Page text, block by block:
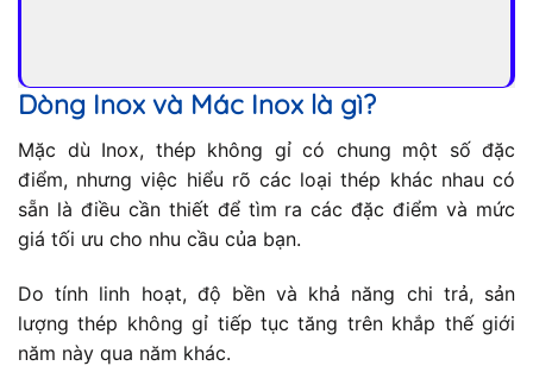
Dòng Inox và Mác Inox là gì?
Mặc dù Inox, thép không gỉ có chung một số đặc
điểm, nhưng việc hiểu rõ các loại thép khác nhau có
sẵn là điều cần thiết để tìm ra các đặc điểm và mức
giá tối ưu cho nhu cầu của bạn.
Do tính linh hoạt, độ bền và khả năng chi trả, sản
lượng thép không gỉ tiếp tục tăng trên khắp thế giới
năm này qua năm khác.